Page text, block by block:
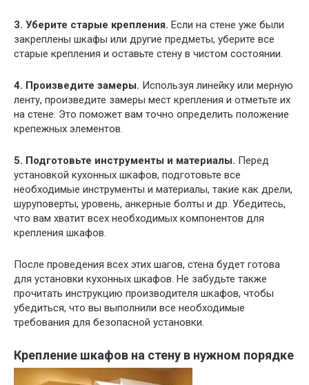
3. Уберите старые крепления. Если на стене уже были
закреплены шкафы или другие предметы, уберите все
старые крепления и оставьте стену в чистом состоянии.
4. Произведите замеры. Используя линейку или мерную
ленту, произведите замеры мест крепления и отметьте их
на стене. Это поможет вам точно определить положение
крепежных элементов.
5. Подготовьте инструменты и материалы. Перед
установкой кухонных шкафов, подготовьте все
необходимые инструменты и материалы, такие как дрели,
шуруповерты, уровень, анкерные болты и др. Убедитесь,
что вам хватит всех необходимых компонентов для
крепления шкафов.
После проведения всех этих шагов, стена будет готова
для установки кухонных шкафов. Не забудьте также
прочитать инструкцию производителя шкафов, чтобы
убедиться, что вы выполнили все необходимые
требования для безопасной установки.
Крепление шкафов на стену в нужном порядке